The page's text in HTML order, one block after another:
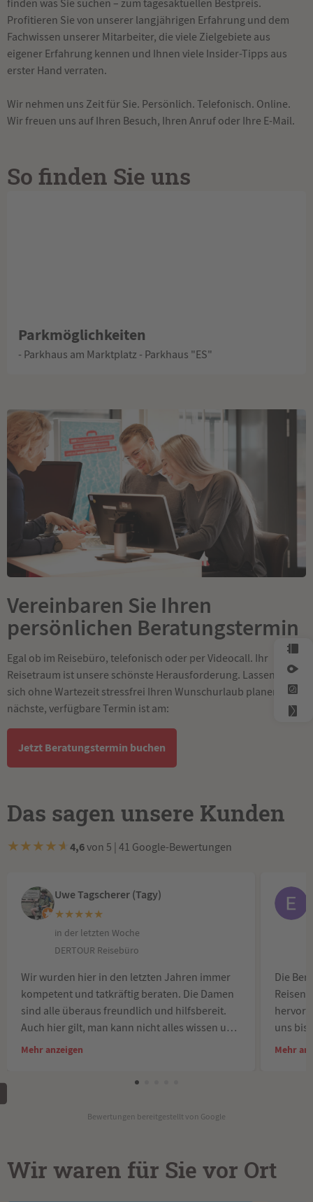
finden was Sie suchen – zum tagesaktuellen Bestpreis.
Profitieren Sie von unserer langjährigen Erfahrung und dem
Fachwissen unserer Mitarbeiter, die viele Zielgebiete aus
eigener Erfahrung kennen und Ihnen viele Insider-Tipps aus
erster Hand verraten.
Wir nehmen uns Zeit für Sie. Persönlich. Telefonisch. Online.
Wir freuen uns auf Ihren Besuch, Ihren Anruf oder Ihre E-Mail.
So finden Sie uns
Parkmöglichkeiten
- Parkhaus am Marktplatz - Parkhaus "ES"
Vereinbaren Sie Ihren
persönlichen Beratungstermin
Egal ob im Reisebüro, telefonisch oder per Videocall. Ihr
Reisetraum ist unsere schönste Herausforderung. Lassen Sie
sich ohne Wartezeit stressfrei Ihren Wunschurlaub planen. Der
nächste, verfügbare Termin ist am:
Jetzt Beratungstermin buchen
Das sagen unsere Kunden
★★★★★ 4,6von 5 | 41 Google-Bewertungen
Uwe Tagscherer (Tagy)
★★★★★
in der letzten Woche
DERTOUR Reisebüro
Wir wurden hier in den letzten Jahren immer
kompetent und tatkräftig beraten. Die Damen
sind alle überaus freundlich und hilfsbereit.
Auch hier gilt, man kann nicht alles wissen und
dennoch wird alles dafür getan, dass der
Wir haben stets die versprochenen Angebote
Auch eine Reiseberatung funktioniert nicht
Wir fühlen uns hier sehr wohl und
aufgehoben.
Mehr anzeigen
Die
Reisen
uns bis
Mehr
Bewertungen bereitgestellt von Google
Wir waren für Sie vor Ort